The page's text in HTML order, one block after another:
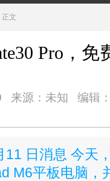
正文
Pro，免
来源：未知 编辑
11 日消息 今天
M6平板电脑，